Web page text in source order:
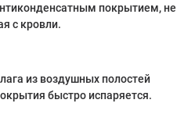
покрытием, не
с кровли.
из воздушных полостей
быстро испаряется.